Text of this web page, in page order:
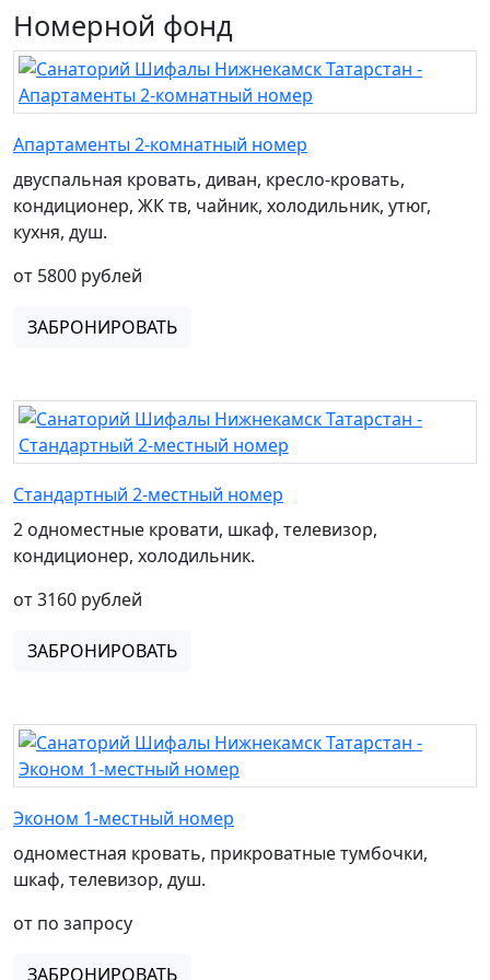
Номерной фонд
Апартаменты 2-комнатный номер
двуспальная кровать, диван, кресло-кровать,
кондиционер, ЖК тв, чайник, холодильник, утюг,
кухня, душ.
от 5800 рублей
ЗАБРОНИРОВАТЬ
Стандартный 2-местный номер
2 одноместные кровати, шкаф, телевизор,
кондиционер, холодильник.
от 3160 рублей
ЗАБРОНИРОВАТЬ
Эконом 1-местный номер
одноместная кровать, прикроватные тумбочки,
шкаф, телевизор, душ.
от по запросу
ЗАБРОНИРОВАТЬ